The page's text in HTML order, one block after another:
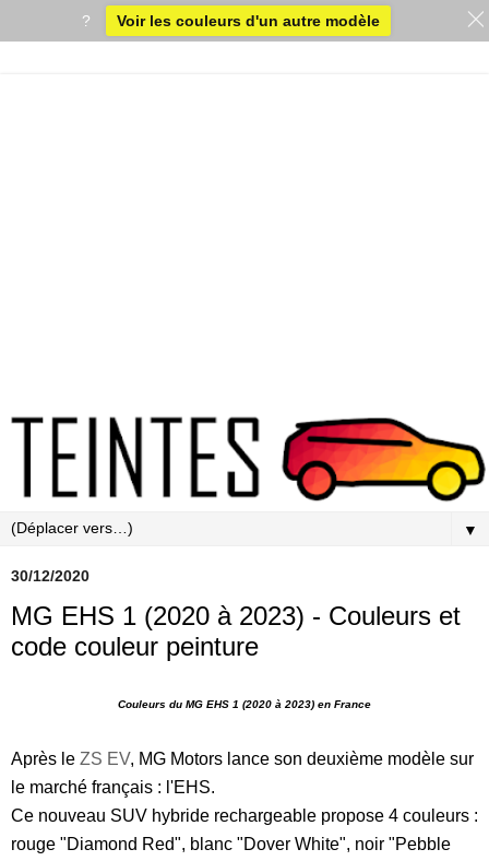
▼
30/12/2020
MG EHS 1 (2020 à 2023) - Couleurs et
code couleur peinture
Couleurs du MG EHS 1 (2020 à 2023) en France
Après le ZS EV, MG Motors lance son deuxième modèle sur
le marché français : l'EHS.
Ce nouveau SUV hybride rechargeable propose 4 couleurs :
rouge "Diamond Red", blanc "Dover White", noir "Pebble
? Voir les couleurs d'un autre modèle